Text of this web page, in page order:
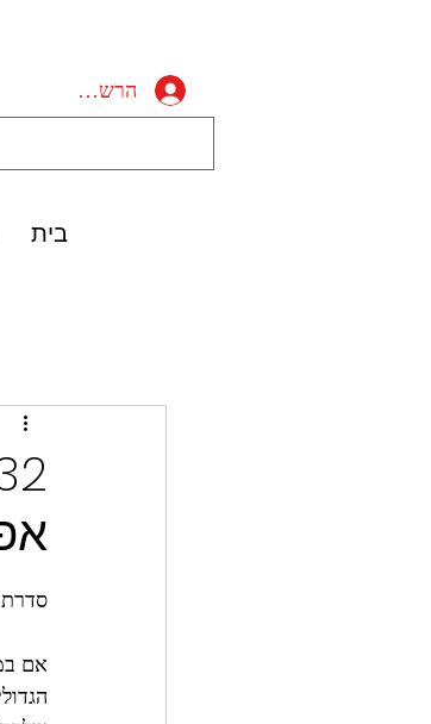
הרשמה/התחברות
בית
אפריל
אם